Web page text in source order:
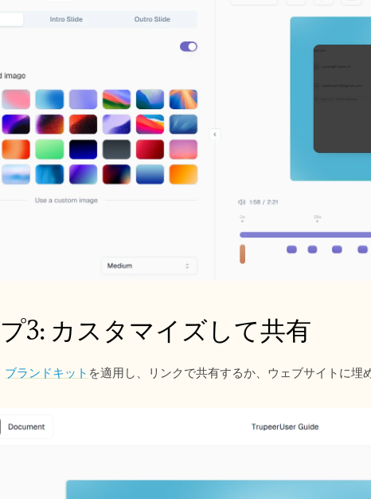
3: カスタマイズして共有
ブランドキット を適用し、リンクで共有するか、ウェブサイトに埋